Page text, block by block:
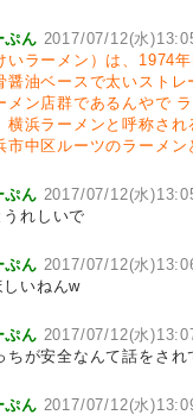
ぷん 2017/07/12(水
いラーメン）は、1974
醤油ベースで太いストレ
メン店群であるんやで
横浜ラーメンと呼称され
市中区ルーツのラーメ
ぷん 2017/07/12(水
れしいで
ぷん 2017/07/12(水
しいねんw
ぷん 2017/07/12(水
ちが安全なんて話をされ
ぷん 2017/07/12(水